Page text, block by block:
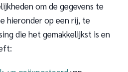
om de gegevens te
hieronder op een rij, te
die het gemakkelijkst is en